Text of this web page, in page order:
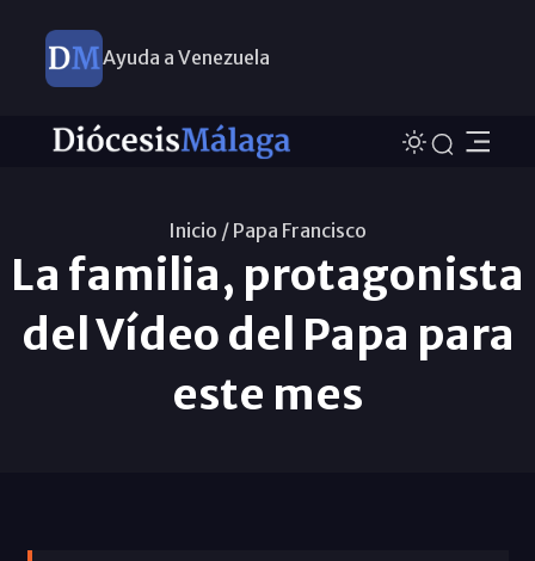
Ayuda a Venezuela
Inicio / Papa Francisco
La familia, protagonista
del Vídeo del Papa para
este mes